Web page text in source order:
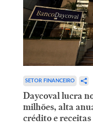
SETOR FINANCEIRO
Daycoval lucra
milhões, alta
crédito e receitas